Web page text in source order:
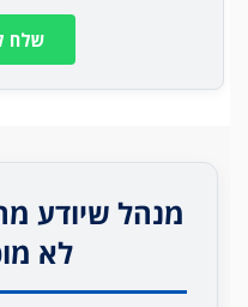
שלח
מנהל שיודע
לא